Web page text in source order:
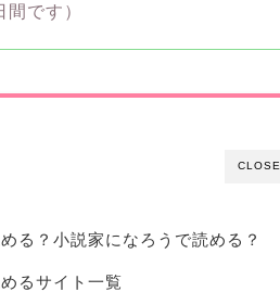
です）
CLOSE
る？小説家になろうで読める？
るサイト一覧